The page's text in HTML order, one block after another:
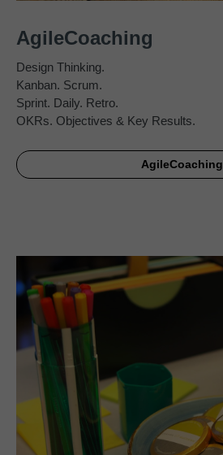
AgileCoaching
Design Thinking.
Kanban. Scrum.
Sprint. Daily. Retro.
OKRs. Objectives & Key Results.
AgileCoaching